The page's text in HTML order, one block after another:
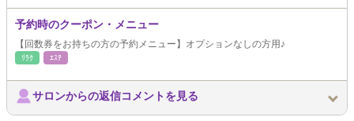
予約時のクーポン・メニュー
【回数券をお持ちの方の予約メニュー】オプションなしの方用♪
ﾘﾗｸ ｴｽﾃ
サロンからの返信コメントを見る